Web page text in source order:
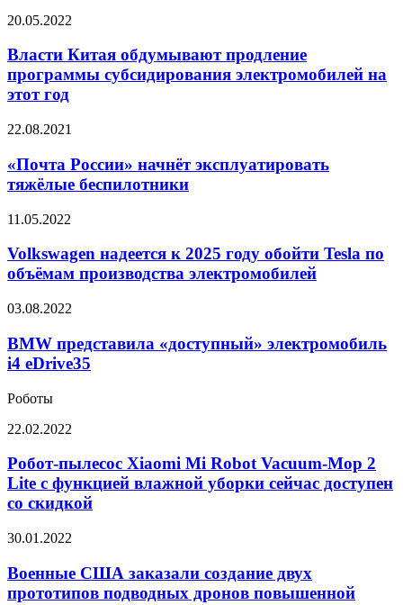
дефицита
компонентов
Власти
обдумывают
программы
субсидирования
на
год
20.05.2022
Власти Китая обдумывают продление
программы субсидирования электромобилей на
этот год
«Почта
начнёт
эксплуатировать
тяжёлые
22.08.2021
«Почта России» начнёт эксплуатировать
тяжёлые беспилотники
Volkswagen
к
2025
году
Tesla
объёмам
производства
11.05.2022
Volkswagen надеется к 2025 году обойти Tesla по
объёмам производства электромобилей
BMW
«доступный»
электромобиль
i4
03.08.2022
BMW представила «доступный» электромобиль
i4 eDrive35
Роботы
Робот-
Xiaomi
Mi
Robot
Vacuum-
2
с
функцией
22.02.2022
Робот-пылесос Xiaomi Mi Robot Vacuum-Mop 2
Lite с функцией влажной уборки сейчас доступен
со скидкой
Военные
заказали
создание
двух
30.01.2022
Военные США заказали создание двух
прототипов подводных дронов повышенной